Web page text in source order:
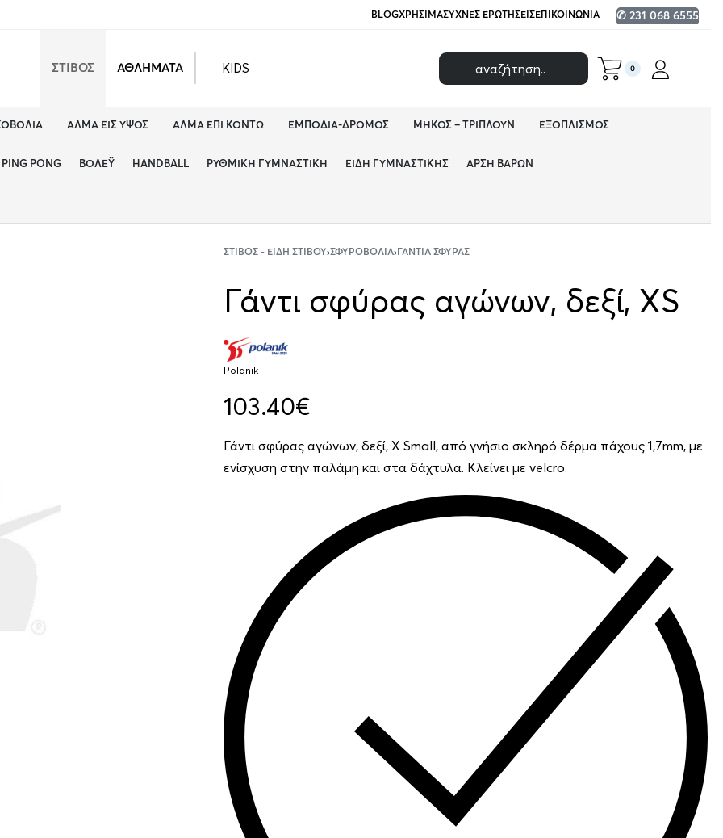
BLOGΧΡΉΣΙΜΑΣΥΧΝΈΣ ΕΡΩΤΉΣΕΙΣΕΠΙΚΟΙΝΩΝΊΑ ✆ 231 068 6555
ΣΤΙΒΟΣ ΑΘΛΗΜΑΤΑ KIDS 0
ΆΛΜΑ ΕΙΣ ΎΨΟΣ ΆΛΜΑ ΕΠΊ ΚΟΝΤΏ ΕΜΠΌΔΙΑ-ΔΡΌΜΟΣ ΜΉΚΟΣ – ΤΡΙΠΛΟΎΝ ΕΞΟΠΛΙΣΜΌΣ
PING PONG ΒΌΛΕΫ HANDBALL ΡΥΘΜΙΚΉ ΓΥΜΝΑΣΤΙΚΉ ΕΊΔΗ ΓΥΜΝΑΣΤΙΚΉΣ ΆΡΣΗ ΒΑΡΏΝ
ΣΤΊΒΟΣ - ΕΊΔΗ ΣΤΊΒΟΥ›ΣΦΥΡΟΒΟΛΊΑ› ΓΆΝΤΙΑ ΣΦΎΡΑΣ
Γάντι σφύρας αγώνων, δεξί, XS
Polanik
103.40€
Γάντι σφύρας αγώνων, δεξί, X Small, από γνήσιο σκληρό δέρμα πάχους 1,7mm, με
ενίσχυση στην παλάμη και στα δάχτυλα. Κλείνει με velcro.